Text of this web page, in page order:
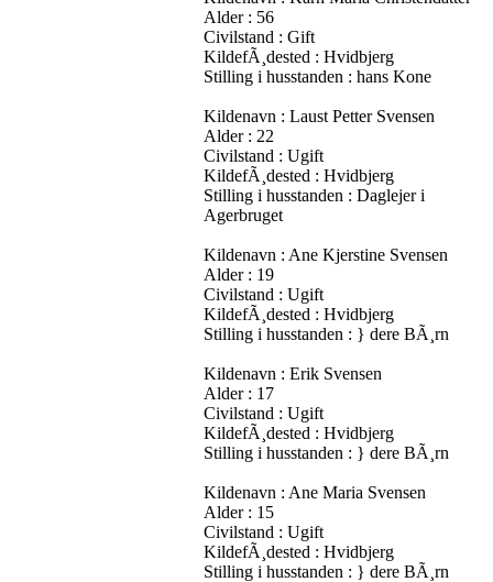
Alder : 56
Civilstand : Gift
KildefÃ¸dested : Hvidbjerg
Stilling i husstanden : hans Kone
Kildenavn : Laust Petter Svensen
Alder : 22
Civilstand : Ugift
KildefÃ¸dested : Hvidbjerg
Stilling i husstanden : Daglejer i
Agerbruget
Kildenavn : Ane Kjerstine Svensen
Alder : 19
Civilstand : Ugift
KildefÃ¸dested : Hvidbjerg
Stilling i husstanden : } dere BÃ¸rn
Kildenavn : Erik Svensen
Alder : 17
Civilstand : Ugift
KildefÃ¸dested : Hvidbjerg
Stilling i husstanden : } dere BÃ¸rn
Kildenavn : Ane Maria Svensen
Alder : 15
Civilstand : Ugift
KildefÃ¸dested : Hvidbjerg
Stilling i husstanden : } dere BÃ¸rn